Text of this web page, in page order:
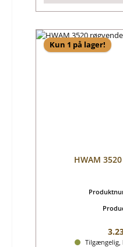
Kun 1 på lager!
HWAM
Tilgængelig,